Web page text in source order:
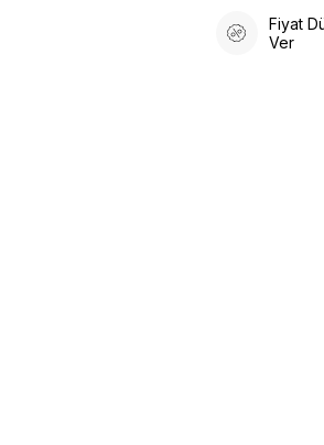
Fiyat
Ver